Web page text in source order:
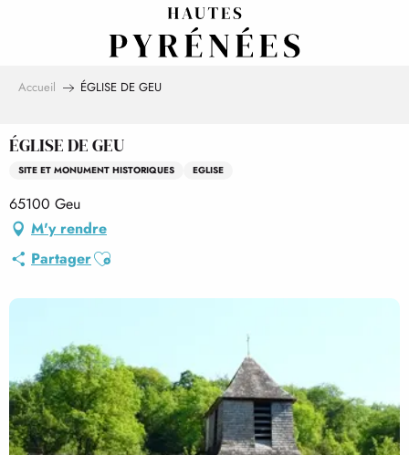
Accueil ÉGLISE DE GEU
ÉGLISE DE GEU
SITE ET MONUMENT HISTORIQUES EGLISE
65100 Geu
M'y rendre
PartagerAjouter aux favoris